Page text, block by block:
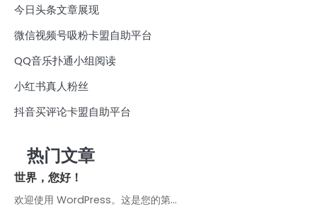
今日头条文章展现
微信视频号吸粉卡盟自助平台
QQ音乐扑通小组阅读
小红书真人粉丝
抖音买评论卡盟自助平台
热门文章
世界，您好！
欢迎使用 WordPress。这是您的第…